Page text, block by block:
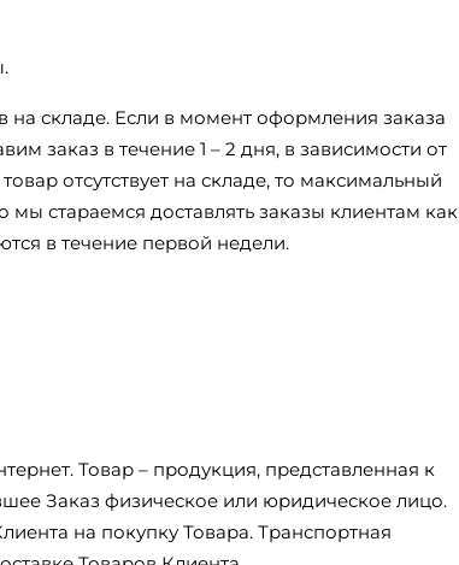
на складе. Если в момент оформления заказа
заказ в течение 1 – 2 дня, в зависимости от
отсутствует на складе, то максимальный
мы стараемся доставлять заказы клиентам как
в течение первой недели.
Товар – продукция, представленная к
Заказ физическое или юридическое лицо.
на покупку Товара. Транспортная